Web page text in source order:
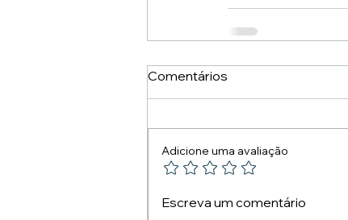
Comentários
Adicione uma avaliação
Escreva um comentário